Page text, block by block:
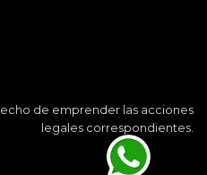
de emprender las acciones
legales correspondientes.